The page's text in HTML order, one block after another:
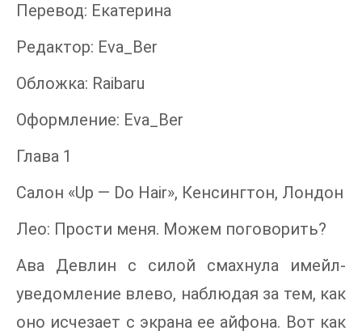
Перевод: Екатерина
Редактор: Eva_Ber
Обложка: Raibaru
Оформление: Eva_Ber
Глава 1
Салон «Up — Do Hair», Кенсингтон, Лондон
Лео: Прости меня. Можем поговорить?
Ава Девлин с силой смахнула имейл-
уведомление влево, наблюдая за тем, как
оно исчезает с экрана ее айфона. Вот как